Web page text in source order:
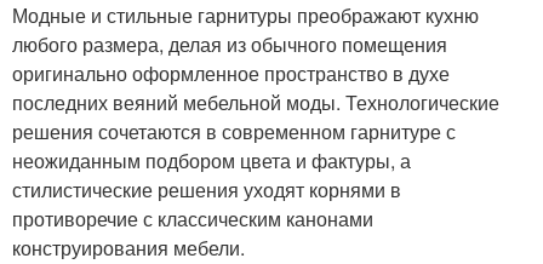
Модные и стильные гарнитуры преображают кухню
любого размера, делая из обычного помещения
оригинально оформленное пространство в духе
последних веяний мебельной моды. Технологические
решения сочетаются в современном гарнитуре с
неожиданным подбором цвета и фактуры, а
стилистические решения уходят корнями в
противоречие с классическим канонами
конструирования мебели.